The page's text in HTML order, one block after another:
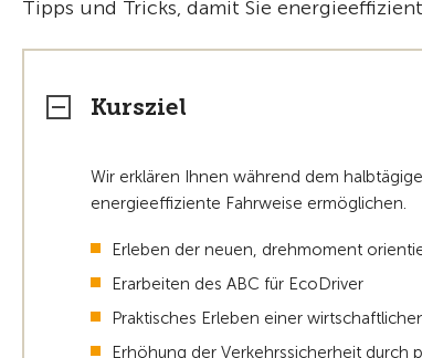
Tipps und Tricks, damit Sie
Kursziel
Wir erklären Ihnen während dem
energieeffiziente Fahrweise ermöglichen.
Erleben der neuen, drehmoment
Erarbeiten des ABC für EcoDriver
Praktisches Erleben einer
Erhöhung der Verkehrssicherheit durch